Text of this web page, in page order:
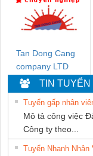
NAM
Tan Dong Cang
company LTD
TIN TUYỂN
Tuyển gấp nhân
Mô tả công việc
Công ty theo...
Tuyển Nhanh